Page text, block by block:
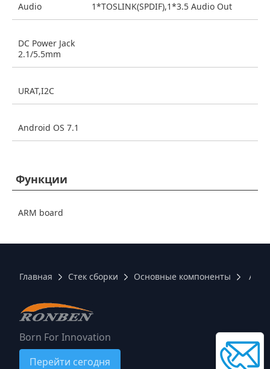
Audio 1*TOSLINK(SPDIF),1*3.5 Audio Out
DC Power Jack
2.1/5.5mm
URAT,I2C
Android OS 7.1
Функции
ARM board
Главная Стек сборки Основные компоненты
Born For Innovation
Перейти сегодня